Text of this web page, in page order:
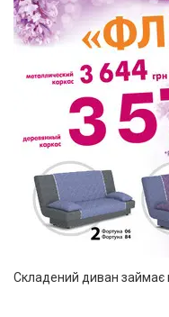
Складений диван займає